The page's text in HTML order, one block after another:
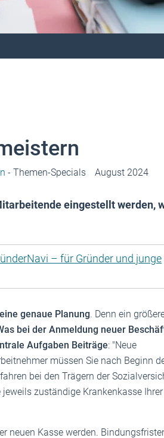
- Themen-Specials August 2024
eingestellt werden,
– für Gründer und junge
genaue Planung. Denn ein
bei der Anmeldung neuer
Aufgaben Beiträge: "Neue
müssen Sie nach Beginn
bei den Trägern der
zuständige Krankenkasse
neuen Kasse werden.